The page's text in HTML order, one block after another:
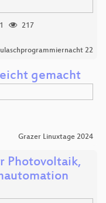
217
22
gemacht
Grazer Linuxtage 2024
Photovoltaik,